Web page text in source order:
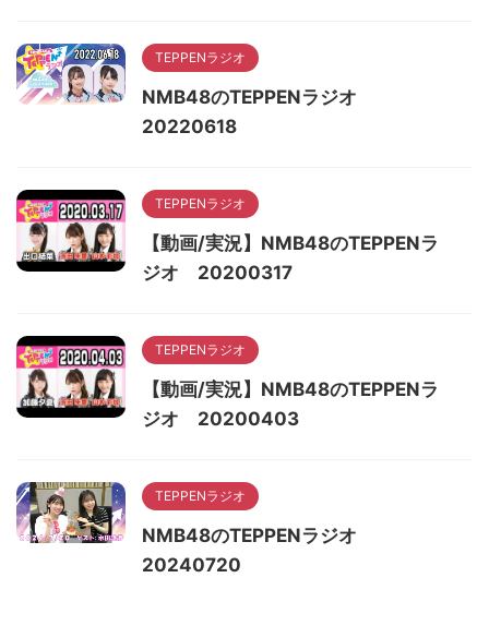
TEPPENラジオ
NMB48のTEPPENラジオ
20220618
TEPPENラジオ
【動画/実況】NMB48のTEPPENラ
ジオ 20200317
TEPPENラジオ
【動画/実況】NMB48のTEPPENラ
ジオ 20200403
TEPPENラジオ
NMB48のTEPPENラジオ
20240720